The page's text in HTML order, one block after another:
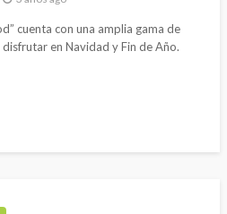
cuenta con una amplia gama de
en Navidad y Fin de Año.